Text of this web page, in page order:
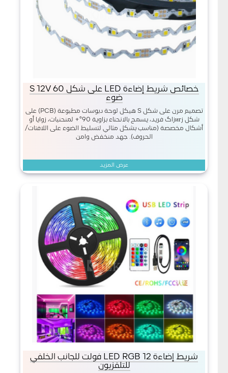
خصائص شريط إضاءة LED على شكل S 12V 60
ضوء
تصميم مرن على شكل S هيكل لوحة دبوسات مطبوعة (PCB) على
شكل زигزاگ فريد، يسمح بالانحناء بزاوية 90°+ لمنحنيات، زوايا أو
أشكال مخصصة (مناسب بشكل مثالي لتسليط الضوء على اللافتات/
الحروف). جهد منخفض وآمن
عرض المزيد
شريط إضاءة LED RGB 12 فولت للجانب الخلفي
للتلفزيون